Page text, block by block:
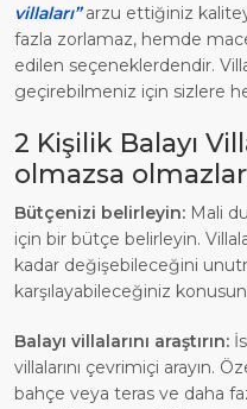
villaları” arzu ettiğiniz
fazla zorlamaz, hemde
edilen seçeneklerdendir.
geçirebilmeniz için sizlere
2 Kişilik Balayı
olmazsa olmazlar
Bütçenizi belirleyin: Mali
için bir bütçe belirleyin.
kadar değişebileceğini
karşılayabileceğiniz
Balayı villalarını araştırın:
villalarını çevrimiçi arayın.
bahçe veya teras ve daha